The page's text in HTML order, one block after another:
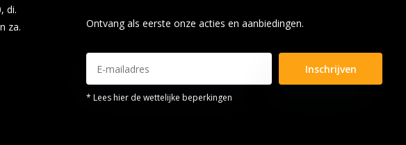
di.
za.
Ontvang als eerste onze acties en aanbiedingen.
Inschrijven
* Lees hier de wettelijke beperkingen